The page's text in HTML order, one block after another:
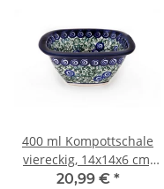
400 ml Kompottschale
viereckig, 14x14x6 cm,
Dekor 1073a
20,99 € *